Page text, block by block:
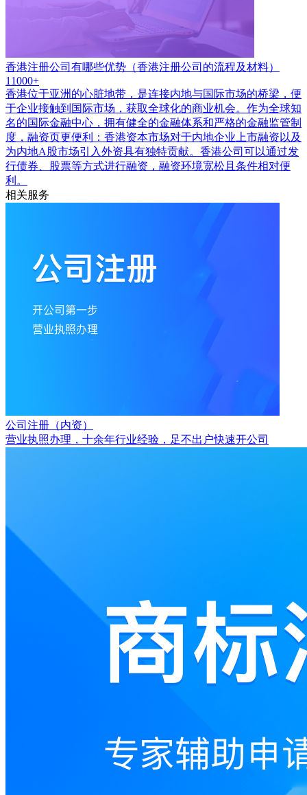
香港注册公司有哪些优势（香港注册公司的流程及材料）
11000+
香港位于亚洲的心脏地带，是连接内地与国际市场的桥梁，便
于企业接触到国际市场，获取全球化的商业机会。作为全球知
名的国际金融中心，拥有健全的金融体系和严格的金融监管制
度，融资页更便利：香港资本市场对于内地企业上市融资以及
为内地A股市场引入外资具有独特贡献。香港公司可以通过发
行债券、股票等方式进行融资，融资环境宽松且条件相对便
利。
相关服务
公司注册（内资）
营业执照办理，十余年行业经验，足不出户快速开公司